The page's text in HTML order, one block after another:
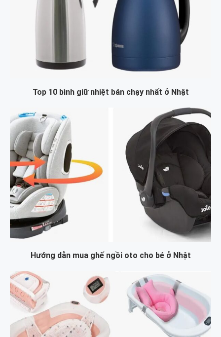
Top 10 bình giữ nhiệt bán chạy nhất ở Nhật
Hướng dẫn mua ghế ngồi oto cho bé ở Nhật